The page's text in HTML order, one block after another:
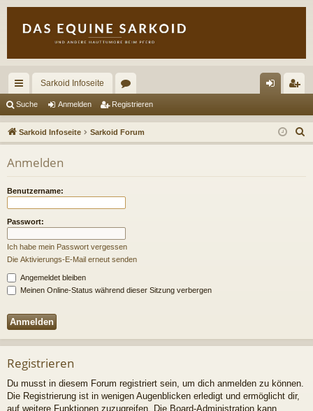
ch
ne
llz
ug
riff
Sarkoid Infoseite
or
en m
el
ist
rie
Suche Anmelden Registrieren
Sarkoid Infoseite Sarkoid Forum
u
Anmelden
Benutzername:
Passwort:
Ich habe mein Passwort vergessen
Die Aktivierungs-E-Mail erneut senden
Angemeldet bleiben
Meinen Online-Status während dieser Sitzung verbergen
Registrieren
Du musst in diesem Forum registriert sein, um dich anmelden zu können.
Die Registrierung ist in wenigen Augenblicken erledigt und ermöglicht dir,
auf weitere Funktionen zuzugreifen. Die Board-Administration kann